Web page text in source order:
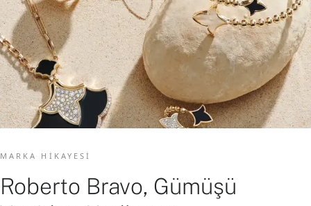
MARKA HIKAYESI
Roberto Bravo, Gümüşü